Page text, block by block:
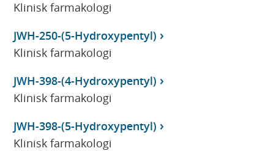
Klinisk farmakologi
JWH-250-(5-Hydroxypentyl)
Klinisk farmakologi
JWH-398-(4-Hydroxypentyl)
Klinisk farmakologi
JWH-398-(5-Hydroxypentyl)
Klinisk farmakologi